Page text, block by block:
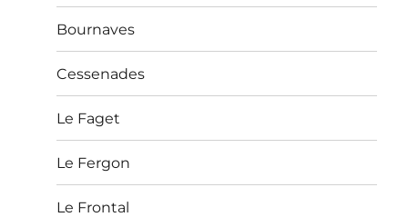
Bournaves
Cessenades
Le Faget
Le Fergon
Le Frontal